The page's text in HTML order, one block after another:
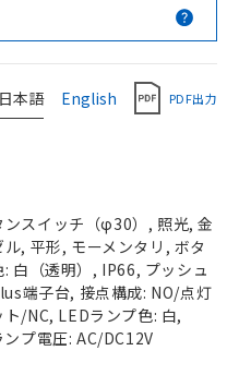
日本語 English PDF出力
ンスイッチ（φ30）, 照光, 金
ル, 平形, モーメンタリ, ボタ
: 白（透明）, IP66, プッシュ
端子台, 接点構成: NO/点灯
ト/NC, LEDランプ色: 白,
ンプ電圧: AC/DC12V